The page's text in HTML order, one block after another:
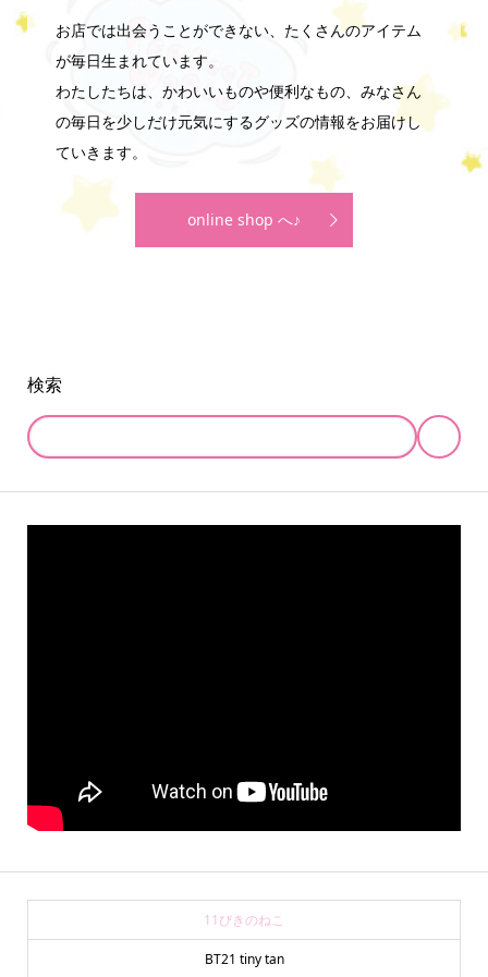
お店では出会うことができない、たくさんのアイテム
が毎日生まれています。
わたしたちは、かわいいものや便利なもの、みなさん
の毎日を少しだけ元気にするグッズの情報をお届けし
ていきます。
online shop へ♪
検索
11ぴきのねこ
BT21 tiny tan